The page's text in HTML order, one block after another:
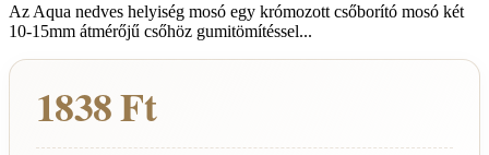
Az Aqua nedves helyiség mosó egy krómozott csőborító mosó két
10-15mm átmérőjű csőhöz gumitömítéssel...
1838 Ft